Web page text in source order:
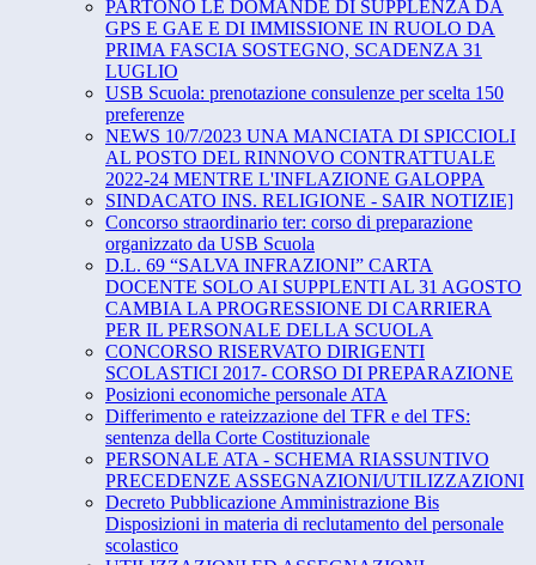
PARTONO LE DOMANDE DI SUPPLENZA DA
GPS E GAE E DI IMMISSIONE IN RUOLO DA
PRIMA FASCIA SOSTEGNO, SCADENZA 31
LUGLIO
USB Scuola: prenotazione consulenze per scelta 150
preferenze
NEWS 10/7/2023 UNA MANCIATA DI SPICCIOLI
AL POSTO DEL RINNOVO CONTRATTUALE
2022-24 MENTRE L'INFLAZIONE GALOPPA
SINDACATO INS. RELIGIONE - SAIR NOTIZIE]
Concorso straordinario ter: corso di preparazione
organizzato da USB Scuola
D.L. 69 “SALVA INFRAZIONI” CARTA
DOCENTE SOLO AI SUPPLENTI AL 31 AGOSTO
CAMBIA LA PROGRESSIONE DI CARRIERA
PER IL PERSONALE DELLA SCUOLA
CONCORSO RISERVATO DIRIGENTI
SCOLASTICI 2017- CORSO DI PREPARAZIONE
Posizioni economiche personale ATA
Differimento e rateizzazione del TFR e del TFS:
sentenza della Corte Costituzionale
PERSONALE ATA - SCHEMA RIASSUNTIVO
PRECEDENZE ASSEGNAZIONI/UTILIZZAZIONI
Decreto Pubblicazione Amministrazione Bis
Disposizioni in materia di reclutamento del personale
scolastico